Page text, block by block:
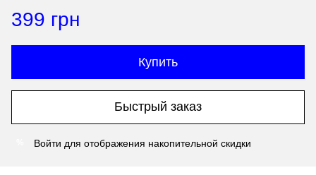
399 грн
Купить
Быстрый заказ
Войти для отображения накопительной скидки